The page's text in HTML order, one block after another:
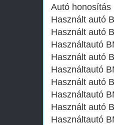
Autó honosítás
Használt autó‎
Használt autó‎
Használtautó‎
Használt autó‎
Használtautó‎
Használt autó‎
Használtautó‎
Használt autó‎
Használtautó‎